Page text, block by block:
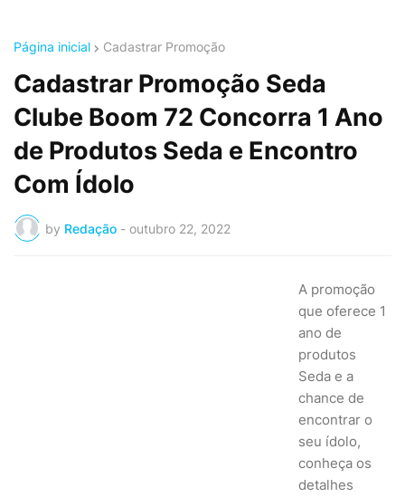
Página inicial Cadastrar Promoção
Cadastrar Promoção Seda
Clube Boom 72 Concorra 1 Ano
de Produtos Seda e Encontro
Com Ídolo
by Redação - outubro 22, 2022
A promoção
que oferece 1
ano de
produtos
Seda e a
chance de
encontrar o
seu ídolo,
conheça os
detalhes